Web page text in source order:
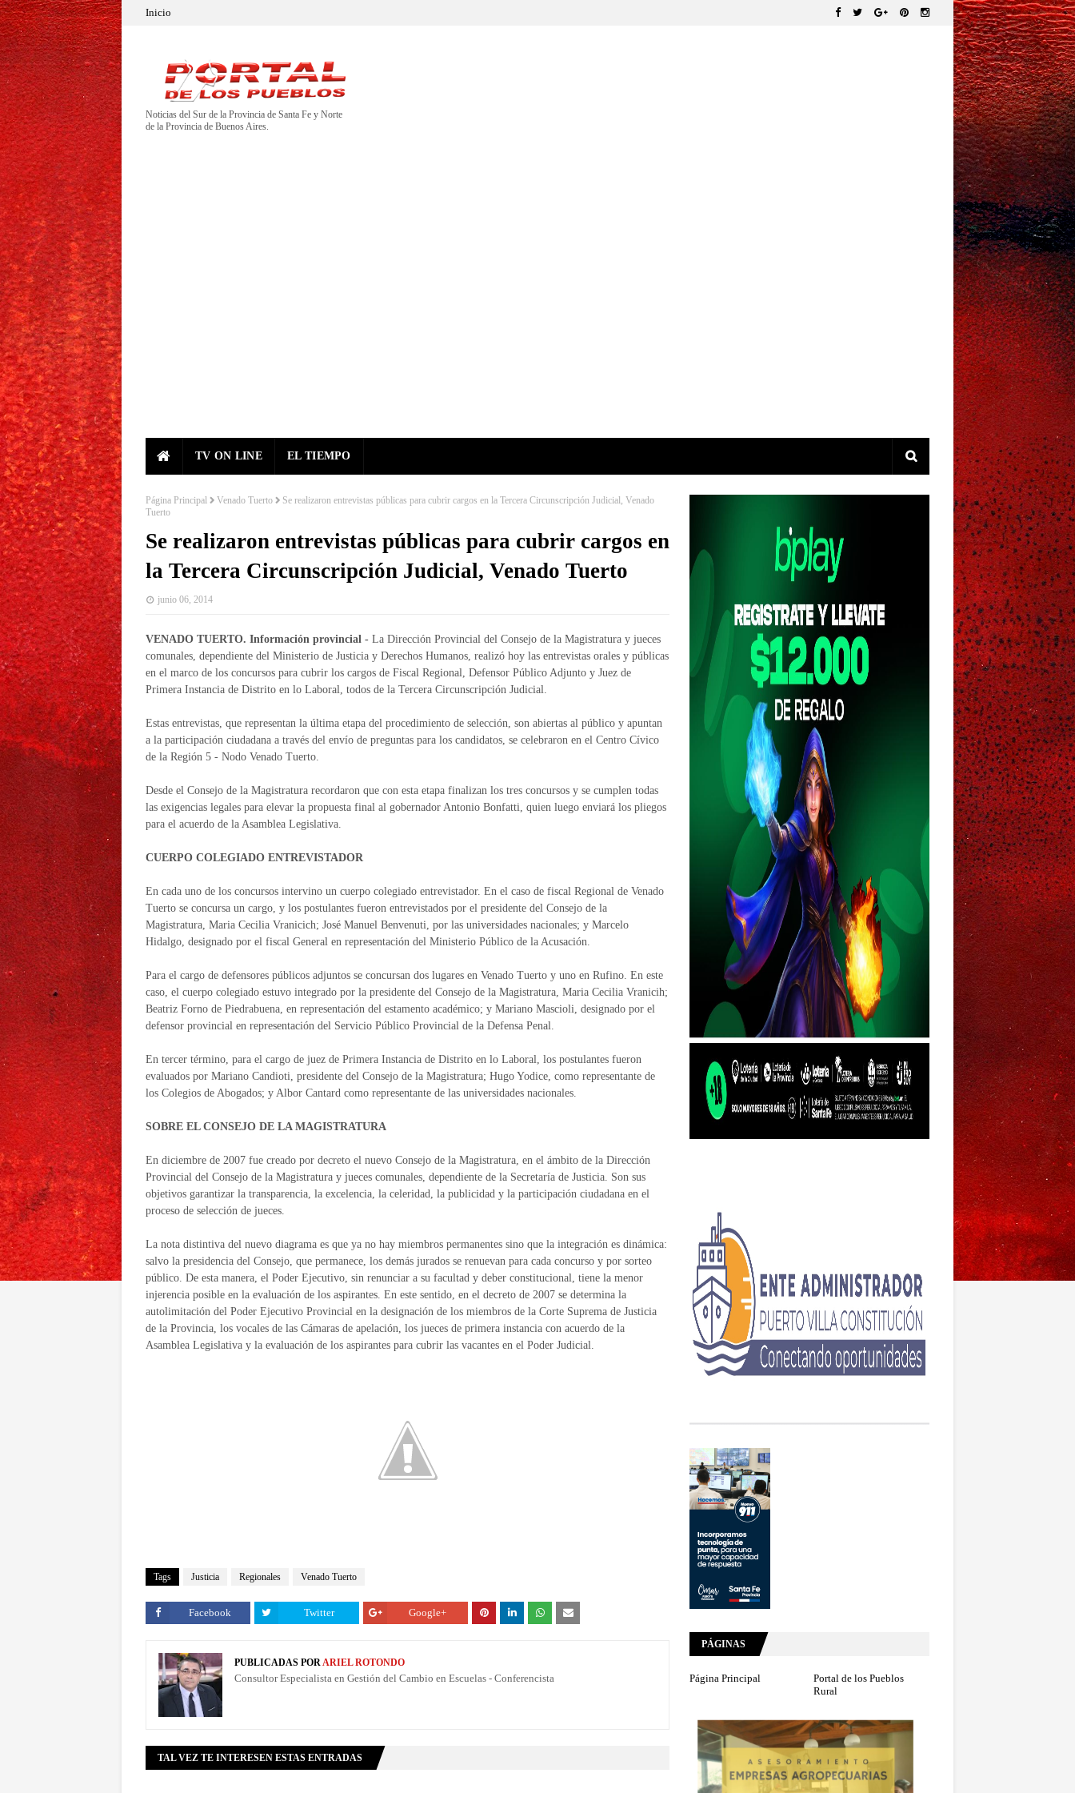
Inicio
Noticias del Sur de la Provincia de Santa Fe y Norte
de la Provincia de Buenos Aires.
TV ON LINE EL TIEMPO
Página Principal Venado Tuerto
Se realizaron entrevistas públicas para cubrir cargos en la Tercera Circunscripción Judicial, Venado
Tuerto
Se realizaron entrevistas públicas para cubrir cargos en
la Tercera Circunscripción Judicial, Venado Tuerto
junio 06, 2014
VENADO TUERTO. Información provincial - La Dirección Provincial del Consejo de la Magistratura y jueces
comunales, dependiente del Ministerio de Justicia y Derechos Humanos, realizó hoy las entrevistas orales y públicas
en el marco de los concursos para cubrir los cargos de Fiscal Regional, Defensor Público Adjunto y Juez de
Primera Instancia de Distrito en lo Laboral, todos de la Tercera Circunscripción Judicial.
Estas entrevistas, que representan la última etapa del procedimiento de selección, son abiertas al público y apuntan
a la participación ciudadana a través del envío de preguntas para los candidatos, se celebraron en el Centro Cívico
de la Región 5 - Nodo Venado Tuerto.
Desde el Consejo de la Magistratura recordaron que con esta etapa finalizan los tres concursos y se cumplen todas
las exigencias legales para elevar la propuesta final al gobernador Antonio Bonfatti, quien luego enviará los pliegos
para el acuerdo de la Asamblea Legislativa.
CUERPO COLEGIADO ENTREVISTADOR
En cada uno de los concursos intervino un cuerpo colegiado entrevistador. En el caso de fiscal Regional de Venado
Tuerto se concursa un cargo, y los postulantes fueron entrevistados por el presidente del Consejo de la
Magistratura, Maria Cecilia Vranicich; José Manuel Benvenuti, por las universidades nacionales; y Marcelo
Hidalgo, designado por el fiscal General en representación del Ministerio Público de la Acusación.
Para el cargo de defensores públicos adjuntos se concursan dos lugares en Venado Tuerto y uno en Rufino. En este
caso, el cuerpo colegiado estuvo integrado por la presidente del Consejo de la Magistratura, Maria Cecilia Vranicih;
Beatriz Forno de Piedrabuena, en representación del estamento académico; y Mariano Mascioli, designado por el
defensor provincial en representación del Servicio Público Provincial de la Defensa Penal.
En tercer término, para el cargo de juez de Primera Instancia de Distrito en lo Laboral, los postulantes fueron
evaluados por Mariano Candioti, presidente del Consejo de la Magistratura; Hugo Yodice, como representante de
los Colegios de Abogados; y Albor Cantard como representante de las universidades nacionales.
SOBRE EL CONSEJO DE LA MAGISTRATURA
En diciembre de 2007 fue creado por decreto el nuevo Consejo de la Magistratura, en el ámbito de la Dirección
Provincial del Consejo de la Magistratura y jueces comunales, dependiente de la Secretaría de Justicia. Son sus
objetivos garantizar la transparencia, la excelencia, la celeridad, la publicidad y la participación ciudadana en el
proceso de selección de jueces.
La nota distintiva del nuevo diagrama es que ya no hay miembros permanentes sino que la integración es dinámica:
salvo la presidencia del Consejo, que permanece, los demás jurados se renuevan para cada concurso y por sorteo
público. De esta manera, el Poder Ejecutivo, sin renunciar a su facultad y deber constitucional, tiene la menor
injerencia posible en la evaluación de los aspirantes. En este sentido, en el decreto de 2007 se determina la
autolimitación del Poder Ejecutivo Provincial en la designación de los miembros de la Corte Suprema de Justicia
de la Provincia, los vocales de las Cámaras de apelación, los jueces de primera instancia con acuerdo de la
Asamblea Legislativa y la evaluación de los aspirantes para cubrir las vacantes en el Poder Judicial.
Tags Justicia Regionales Venado Tuerto
Facebook Twitter Google+
PUBLICADAS PORARIEL ROTONDO
Consultor Especialista en Gestión del Cambio en Escuelas - Conferencista
TAL VEZ TE INTERESEN ESTAS ENTRADAS
PÁGINAS
Página Principal
Portal de los Pueblos
Rural